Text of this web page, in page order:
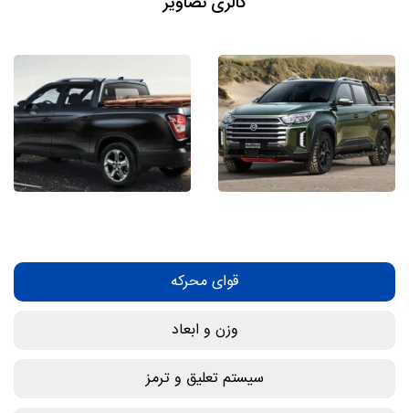
قوای محرکه
وزن و ابعاد
سیستم تعلیق و ترمز